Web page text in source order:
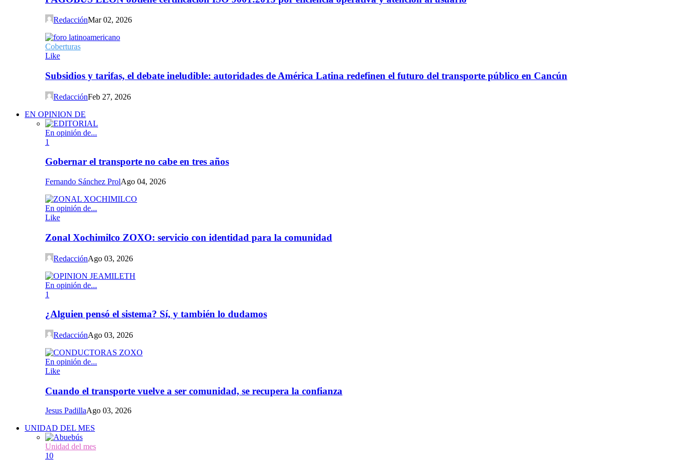
RedacciónMar 02, 2026
Coberturas
Like
Subsidios y tarifas, el debate ineludible: autoridades de América Latina redefinen el futuro del transporte público en Cancún
RedacciónFeb 27, 2026
EN OPINION DE
En opinión de...
1
Gobernar el transporte no cabe en tres años
Fernando Sánchez ProlAgo 04, 2026
En opinión de...
Like
Zonal Xochimilco ZOXO: servicio con identidad para la comunidad
RedacciónAgo 03, 2026
En opinión de...
1
¿Alguien pensó el sistema? Sí, y también lo dudamos
RedacciónAgo 03, 2026
En opinión de...
Like
Cuando el transporte vuelve a ser comunidad, se recupera la confianza
Jesus PadillaAgo 03, 2026
UNIDAD DEL MES
Unidad del mes
10